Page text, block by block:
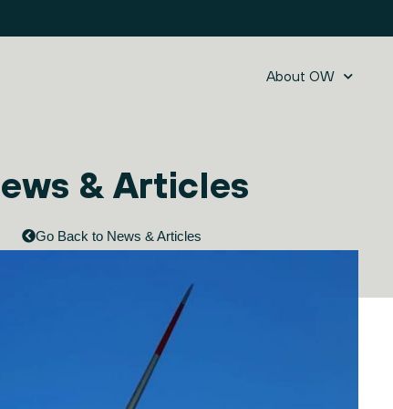
About OW
& Articles
Go Back to News & Articles